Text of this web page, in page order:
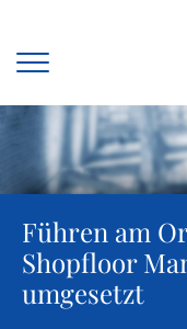
Führen am
Shopfloor
umgesetzt